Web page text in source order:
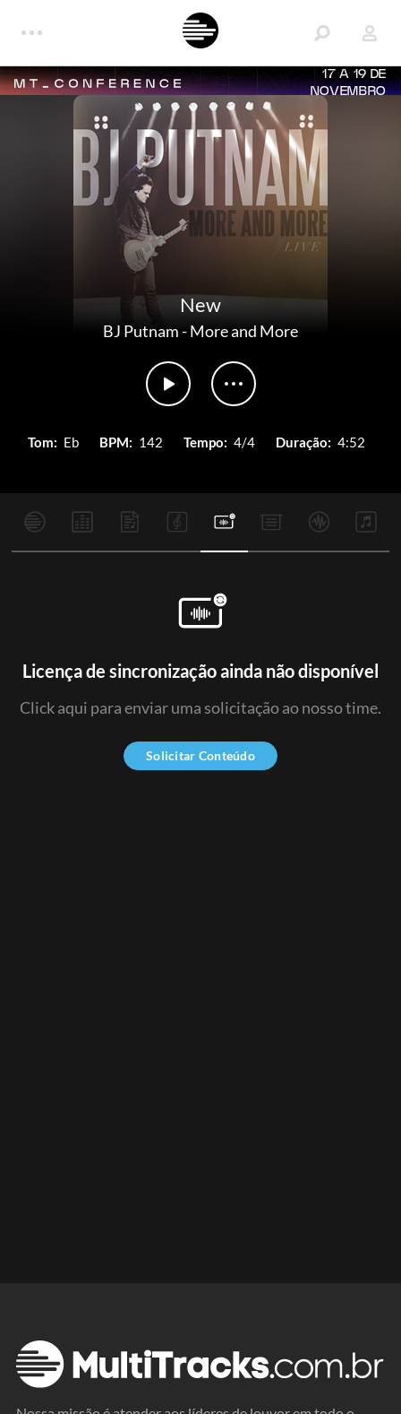
17 A 19 DE
NOVEMBRO
New
BJ Putnam-More and More
Tom: Eb BPM: 142 Tempo: 4/4 Duração: 4:52
Licença de sincronização ainda não disponível
Click aqui para enviar uma solicitação ao nosso time.
Solicitar Conteúdo